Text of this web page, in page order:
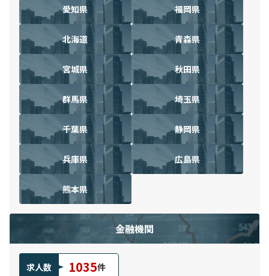
愛知県 福岡県
北海道 青森県
宮城県 秋田県
群馬県 埼玉県
千葉県 静岡県
兵庫県 広島県
熊本県
金融機関
求人数 1035件